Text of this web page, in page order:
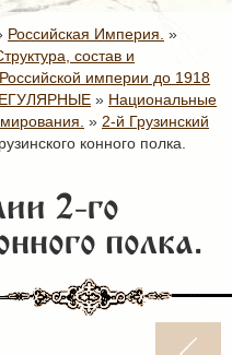
Российская Империя. »
состав и
империи до 1918
» Национальные
» 2-й Грузинский
конного полка.
2-го
полка.